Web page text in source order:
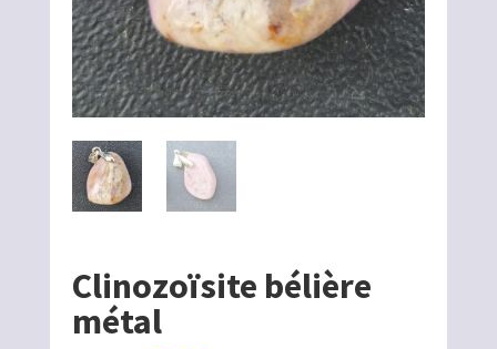
Clinozoïsite bélière
métal